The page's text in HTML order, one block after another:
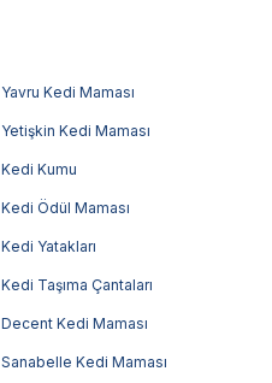
Yavru Kedi Maması
Yetişkin Kedi Maması
Kedi Kumu
Kedi Ödül Maması
Kedi Yatakları
Kedi Taşıma Çantaları
Decent Kedi Maması
Sanabelle Kedi Maması